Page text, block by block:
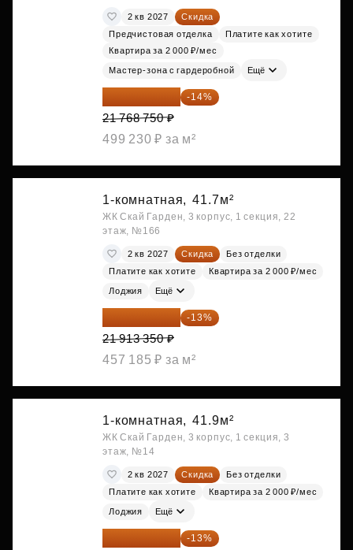
2 кв 2027
Скидка
Предчистовая отделка
Платите как хотите
Квартира за 2 000 ₽/мес
Мастер-зона с гардеробной Ещё
18 721 125 ₽ -14%
21 768 750 ₽
499 230 ₽ за м²
1-комнатная, 41.7м²
ЖК Скай Гарден, 3 корпус, 1 секция, 22
этаж, №166
2 кв 2027 Скидка
Без отделки
Платите как хотите
Квартира за 2 000 ₽/мес
Лоджия Ещё
19 064 615 ₽ -13%
21 913 350 ₽
457 185 ₽ за м²
1-комнатная, 41.9м²
ЖК Скай Гарден, 3 корпус, 1 секция, 3
этаж, №14
2 кв 2027 Скидка
Без отделки
Платите как хотите
Квартира за 2 000 ₽/мес
Лоджия Ещё
19 156 052 ₽ -13%